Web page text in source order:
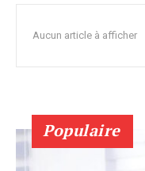
Aucun article à afficher
Populaire